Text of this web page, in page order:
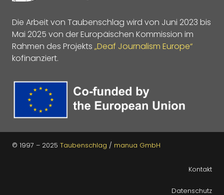
Die Arbeit von Taubenschlag wird von Juni 2023 bis
Mai 2025 von der Europäischen Kommission im
Rahmen des Projekts „Deaf Journalism Europe“
kofinanziert.
© 1997 – 2025 Taubenschlag / manua GmbH
Kontakt
Datenschutz